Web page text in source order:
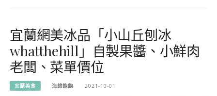
宜蘭網美冰品「小山丘刨冰
whatthehill」自製果醬、小鮮肉
老闆、菜單價位
宜蘭美食 海綿飽飽 2021-10-01